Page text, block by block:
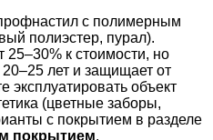
с полимерным
полиэстер, пурал).
к стоимости, но
лет и защищает от
эксплуатировать объект
(цветные заборы,
с покрытием в разделе
покрытием.